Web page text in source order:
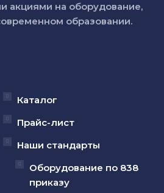
акциями на оборудование,
образовании.
Каталог
Прайс-лист
Наши стандарты
Оборудование по 838
приказу